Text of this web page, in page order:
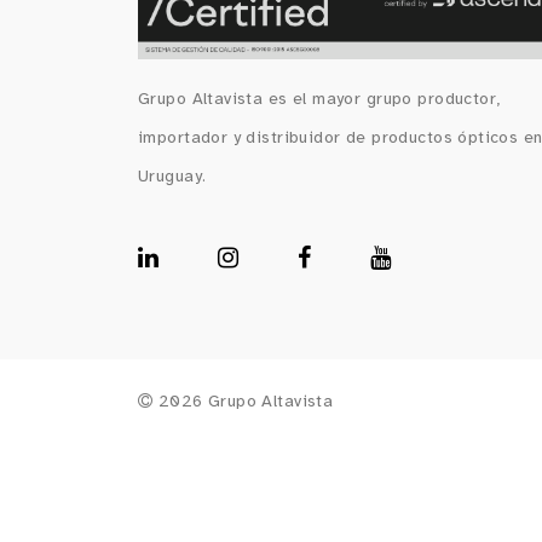
Grupo Altavista es el mayor grupo productor,
importador y distribuidor de productos ópticos en
Uruguay.
2026 Grupo Altavista